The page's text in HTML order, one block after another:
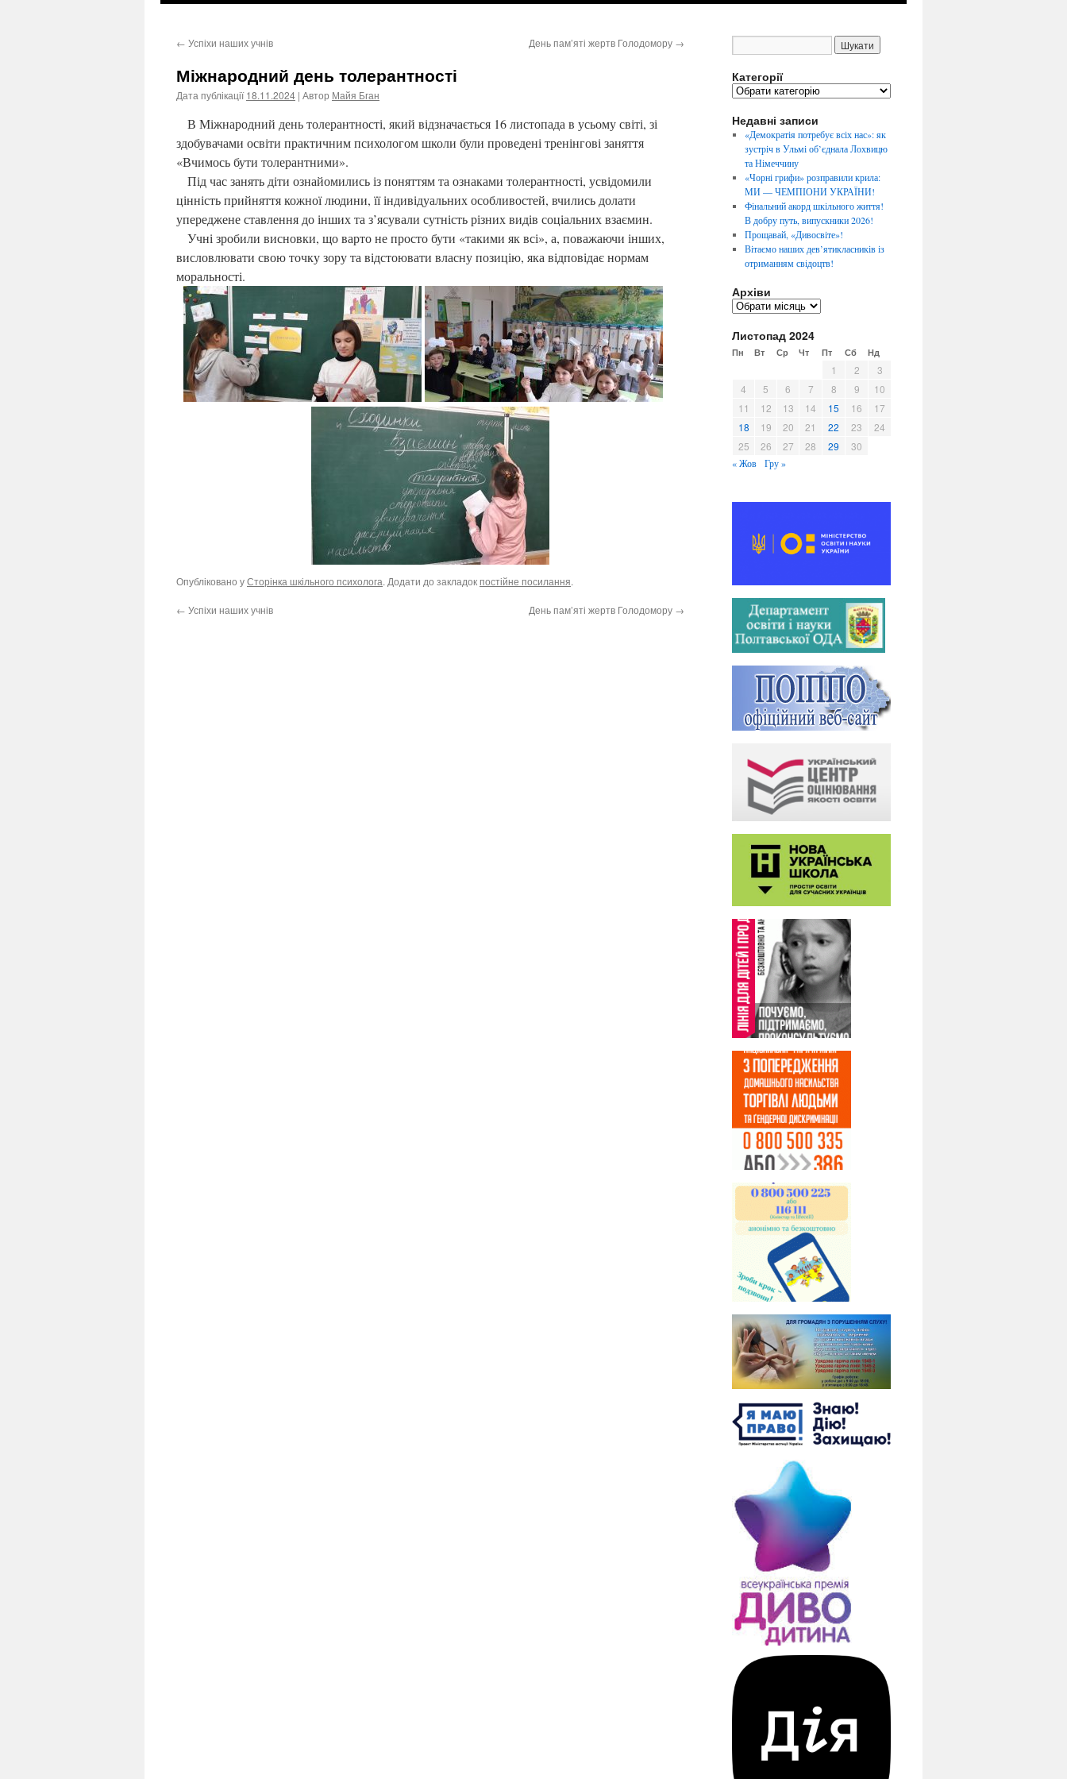
← Успіхи наших учнів День пам’яті жертв Голодомору →
Міжнародний день толерантності
Дата публікації 18.11.2024 | Автор Майя Бган
В Міжнародний день толерантності, який відзначається 16 листопада в усьому світі, зі
здобувачами освіти практичним психологом школи були проведені тренінгові заняття
«Вчимось бути толерантними».
Під час занять діти ознайомились із поняттям та ознаками толерантності, усвідомили
цінність прийняття кожної людини, її індивідуальних особливостей, вчились долати
упереджене ставлення до інших та з’ясували сутність різних видів соціальних взаємин.
Учні зробили висновки, що варто не просто бути «такими як всі», а, поважаючи інших,
висловлювати свою точку зору та відстоювати власну позицію, яка відповідає нормам
моральності.
Опубліковано уСторінка шкільного психолога. Додати до закладокпостійне посилання.
← Успіхи наших учнів День пам’яті жертв Голодомору →
Категорії
К
т
е
р
ї
Недавні записи
«Демократія потребує всіх нас»: як
зустріч в Ульмі об’єднала Лохвицю
та Німеччину
«Чорні грифи» розправили крила:
МИ — ЧЕМПІОНИ УКРАЇНИ!
Фінальний акорд шкільного життя!
В добру путь, випускники 2026!
Прощавай, «Дивосвіте»!
Вітаємо наших дев’ятикласників із
отриманням свідоцтв!
Архіви
А
х
і
Листопад 2024
Пн Вт Ср Чт Пт Сб Нд
1 2
3
4
5 6 7 8 9
10
11
12 13 14 15 16
17
18
19 20 21 22 23
24
25
26 27 28 29 30
« Жов Гру »